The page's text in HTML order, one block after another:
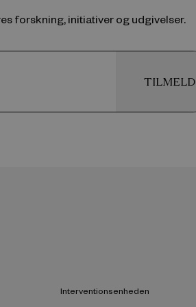
forskning, initiativer og udgivelser.
TILMELD
Interventionsenheden